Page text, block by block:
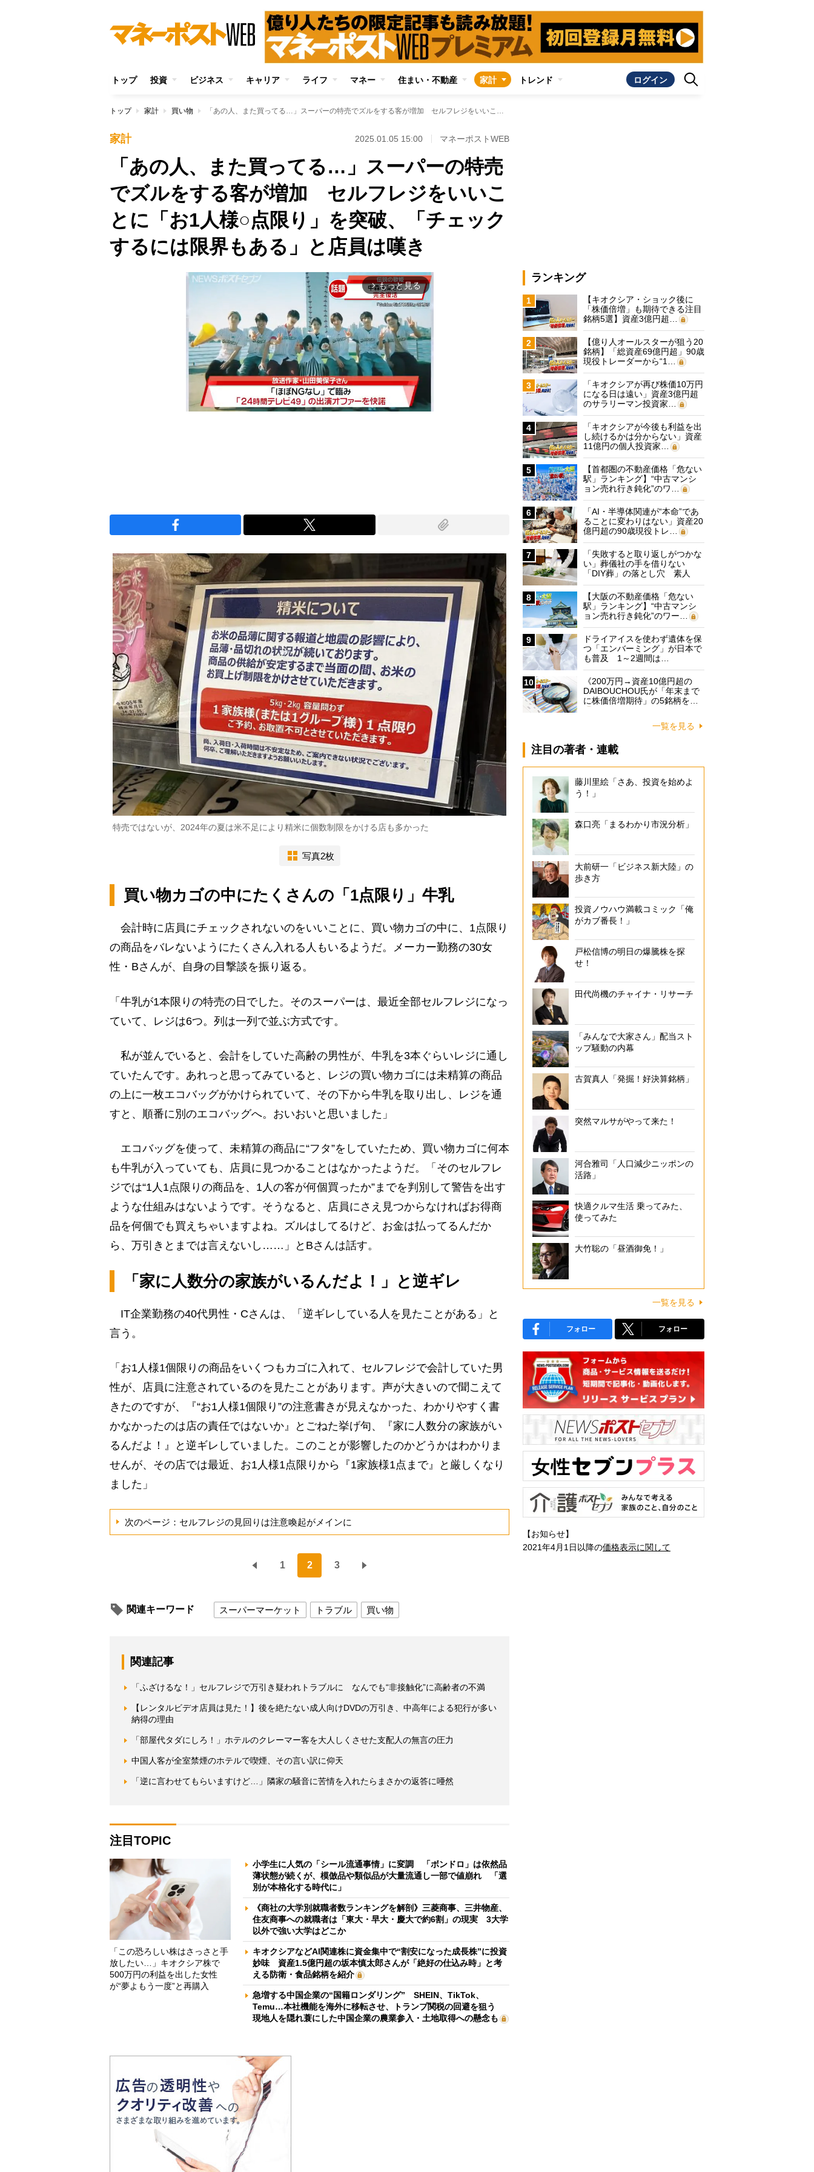
トップ 投資 ビジネス キャリア ライフ マネー 住まい・不動産 家計 トレンド ログイン
トップ 家計 買い物 「あの人、また買ってる…」スーパーの特売でズルをする客が増加 セルフレジをいいことに「お1人様○点限り」を突破、「チェックするには限界もある」と店員は嘆き
家計 2025.01.05 15:00 マネーポストWEB
「あの人、また買ってる…」スーパーの特売
でズルをする客が増加 セルフレジをいいこ
とに「お1人様○点限り」を突破、「チェック
するには限界もある」と店員は嘆き
arrow_forward_ios もっと見る
特売ではないが、2024年の夏は米不足により精米に個数制限をかける店も多かった
写真2枚
買い物カゴの中にたくさんの「1点限り」牛乳
会計時に店員にチェックされないのをいいことに、買い物カゴの中に、1点限り
の商品をバレないようにたくさん入れる人もいるようだ。メーカー勤務の30女
性・Bさんが、自身の目撃談を振り返る。
「牛乳が1本限りの特売の日でした。そのスーパーは、最近全部セルフレジになっ
ていて、レジは6つ。列は一列で並ぶ方式です。
私が並んでいると、会計をしていた高齢の男性が、牛乳を3本ぐらいレジに通し
ていたんです。あれっと思ってみていると、レジの買い物カゴには未精算の商品
の上に一枚エコバッグがかけられていて、その下から牛乳を取り出し、レジを通
すと、順番に別のエコバッグへ。おいおいと思いました」
エコバッグを使って、未精算の商品に“フタ”をしていたため、買い物カゴに何本
も牛乳が入っていても、店員に見つかることはなかったようだ。「そのセルフレ
ジでは“1人1点限りの商品を、1人の客が何個買ったか”までを判別して警告を出す
ような仕組みはないようです。そうなると、店員にさえ見つからなければお得商
品を何個でも買えちゃいますよね。ズルはしてるけど、お金は払ってるんだか
ら、万引きとまでは言えないし……」とBさんは話す。
「家に人数分の家族がいるんだよ！」と逆ギレ
IT企業勤務の40代男性・Cさんは、「逆ギレしている人を見たことがある」と
言う。
「お1人様1個限りの商品をいくつもカゴに入れて、セルフレジで会計していた男
性が、店員に注意されているのを見たことがあります。声が大きいので聞こえて
きたのですが、『“お1人様1個限り”の注意書きが見えなかった、わかりやすく書
かなかったのは店の責任ではないか』とごねた挙げ句、『家に人数分の家族がい
るんだよ！』と逆ギレしていました。このことが影響したのかどうかはわかりま
せんが、その店では最近、お1人様1点限りから『1家族様1点まで』と厳しくなり
ました」
次のページ：セルフレジの見回りは注意喚起がメインに
1 2 3
関連キーワード スーパーマーケット トラブル 買い物
関連記事
「ふざけるな！」セルフレジで万引き疑われトラブルに なんでも“非接触化”に高齢者の不満
【レンタルビデオ店員は見た！】後を絶たない成人向けDVDの万引き、中高年による犯行が多い
納得の理由
「部屋代タダにしろ！」ホテルのクレーマー客を大人しくさせた支配人の無言の圧力
中国人客が全室禁煙のホテルで喫煙、その言い訳に仰天
「逆に言わせてもらいますけど…」隣家の騒音に苦情を入れたらまさかの返答に唖然
注目TOPIC
「この恐ろしい株はさっさと手
放したい…」キオクシア株で
500万円の利益を出した女性
が“夢よもう一度”と再購入
小学生に人気の「シール流通事情」に変調 「ボンドロ」は依然品
薄状態が続くが、模倣品や類似品が大量流通し一部で値崩れ 「選
別が本格化する時代に」
《商社の大学別就職者数ランキングを解剖》三菱商事、三井物産、
住友商事への就職者は「東大・早大・慶大で約6割」の現実 3大学
以外で強い大学はどこか
キオクシアなどAI関連株に資金集中で“割安になった成長株”に投資
妙味 資産1.5億円超の坂本慎太郎さんが「絶好の仕込み時」と考
える防衛・食品銘柄を紹介
急増する中国企業の“国籍ロンダリング” SHEIN、TikTok、
Temu…本社機能を海外に移転させ、トランプ関税の回避を狙う
現地人を隠れ蓑にした中国企業の農業参入・土地取得への懸念も
ランキング
1
【キオクシア・ショック後に
「株価倍増」も期待できる注目
銘柄5選】資産3億円超…
2
【億り人オールスターが狙う20
銘柄】「総資産69億円超」90歳
現役トレーダーから“1…
3
「キオクシアが再び株価10万円
になる日は遠い」資産3億円超
のサラリーマン投資家…
4
「キオクシアが今後も利益を出
し続けるかは分からない」資産
11億円の個人投資家…
5
【首都圏の不動産価格「危ない
駅」ランキング】“中古マンシ
ョン売れ行き鈍化”のワ…
6
「AI・半導体関連が“本命”であ
ることに変わりはない」資産20
億円超の90歳現役トレ…
7
「失敗すると取り返しがつかな
い」葬儀社の手を借りない
「DIY葬」の落とし穴 素人
に…
8
【大阪の不動産価格「危ない
駅」ランキング】“中古マンシ
ョン売れ行き鈍化”のワー…
9
ドライアイスを使わず遺体を保
つ「エンバーミング」が日本で
も普及 1～2週間は…
10
《200万円→資産10億円超の
DAIBOUCHOU氏が「年末まで
に株価倍増期待」の5銘柄を…
一覧を見る
注目の著者・連載
藤川里絵「さあ、投資を始めよ
う！」
森口亮「まるわかり市況分析」
大前研一「ビジネス新大陸」の
歩き方
投資ノウハウ満載コミック「俺
がカブ番長！」
戸松信博の明日の爆騰株を探
せ！
田代尚機のチャイナ・リサーチ
「みんなで大家さん」配当スト
ップ騒動の内幕
古賀真人「発掘！好決算銘柄」
突然マルサがやって来た！
河合雅司「人口減少ニッポンの
活路」
快適クルマ生活 乗ってみた、
使ってみた
大竹聡の「昼酒御免！」
一覧を見る
フォロー フォロー
【お知らせ】
2021年4月1日以降の価格表示に関して